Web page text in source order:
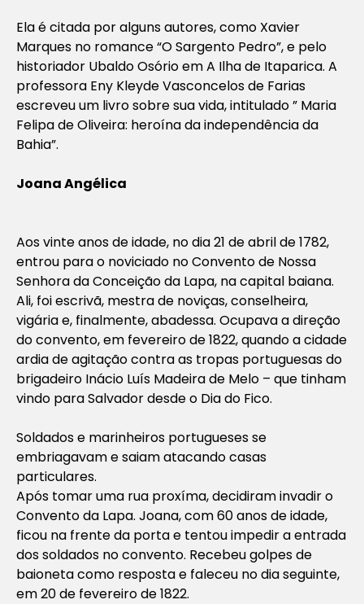
Ela é citada por alguns autores, como Xavier
Marques no romance “O Sargento Pedro”, e pelo
historiador Ubaldo Osório em A Ilha de Itaparica. A
professora Eny Kleyde Vasconcelos de Farias
escreveu um livro sobre sua vida, intitulado ” Maria
Felipa de Oliveira: heroína da independência da
Bahia”.
Joana Angélica
Aos vinte anos de idade, no dia 21 de abril de 1782,
entrou para o noviciado no Convento de Nossa
Senhora da Conceição da Lapa, na capital baiana.
Ali, foi escrivã, mestra de noviças, conselheira,
vigária e, finalmente, abadessa. Ocupava a direção
do convento, em fevereiro de 1822, quando a cidade
ardia de agitação contra as tropas portuguesas do
brigadeiro Inácio Luís Madeira de Melo – que tinham
vindo para Salvador desde o Dia do Fico.
Soldados e marinheiros portugueses se
embriagavam e saiam atacando casas
particulares.
Após tomar uma rua proxíma, decidiram invadir o
Convento da Lapa. Joana, com 60 anos de idade,
ficou na frente da porta e tentou impedir a entrada
dos soldados no convento. Recebeu golpes de
baioneta como resposta e faleceu no dia seguinte,
em 20 de fevereiro de 1822.